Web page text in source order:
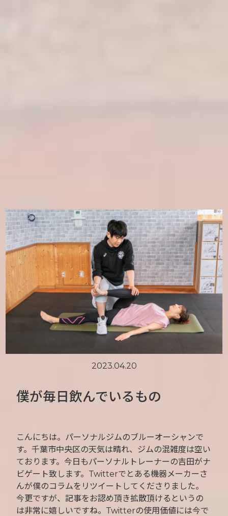
2023.04.20
僕が毎日飲んでいるもの
こんにちは。パーソナルジムのブルーオーシャンで
す。千葉市中央区の天気は晴れ、ジムの混雑度は空い
ております。今日もパーソナルトレーナーの吉田がナ
ビゲート致します。Twitterでとある機器メーカーさ
んが僕のコラムをリツイートしてくださりました。
今更ですが、記事をお認め頂き拡散頂けるというの
は非常に嬉しいですね。Twitterの使用価値には今で